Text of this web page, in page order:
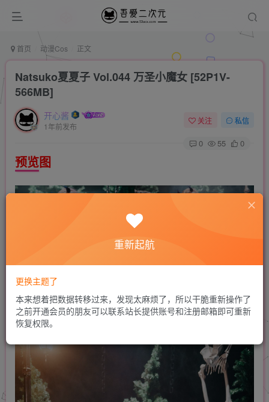
首页 动漫Cos 正文
Natsuko夏夏子 Vol.044 万圣小魔女 [52P1V-
566MB]
开心酱
1年前发布
关注 私信
0 55 0
预览图
重新起航
更换主题了
本来想着把数据转移过来，发现太麻烦了，所以干脆重新操作了
之前开通会员的朋友可以联系站长提供账号和注册邮箱即可重新
恢复权限。